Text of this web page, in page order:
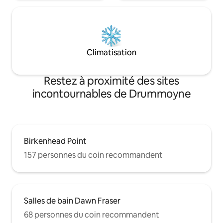
Climatisation
Restez à proximité des sites
incontournables de Drummoyne
Birkenhead Point
157 personnes du coin recommandent
Salles de bain Dawn Fraser
68 personnes du coin recommandent